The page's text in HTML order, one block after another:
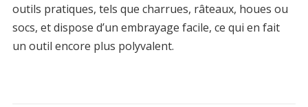
outils pratiques, tels que charrues, râteaux, houes ou
socs, et dispose d’un embrayage facile, ce qui en fait
un outil encore plus polyvalent.